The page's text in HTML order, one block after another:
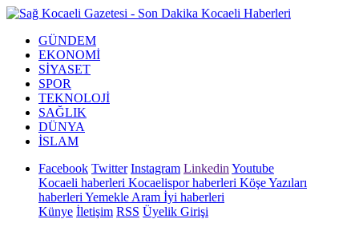
GÜNDEM
EKONOMİ
SİYASET
SPOR
TEKNOLOJİ
SAĞLIK
DÜNYA
İSLAM
Facebook Twitter Instagram Linkedin Youtube
Kocaeli haberleri Kocaelispor haberleri Köşe Yazıları
haberleri Yemekle Aram İyi haberleri
Künye İletişim RSS Üyelik Girişi